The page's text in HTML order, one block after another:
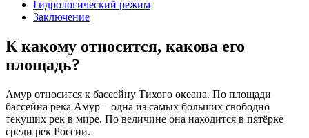
Гидрологический режим
Заключение
К какому относится, какова его
площадь?
Амур относится к бассейну Тихого океана. По площади
бассейна река Амур – одна из самых больших свободно
текущих рек в мире. По величине она находится в пятёрке
среди рек России.